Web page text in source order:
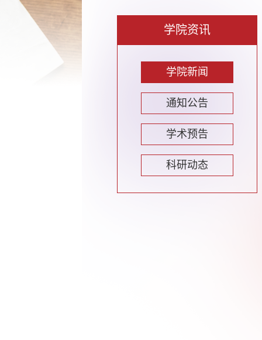
学院资讯
学院新闻
通知公告
学术预告
科研动态